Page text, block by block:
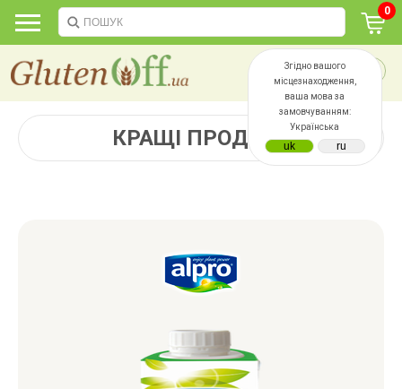
Згідно вашого
місцезнаходження,
ваша мова за
замовчуванням:
Українська
0
КРАЩІ ПРОДАЖІ